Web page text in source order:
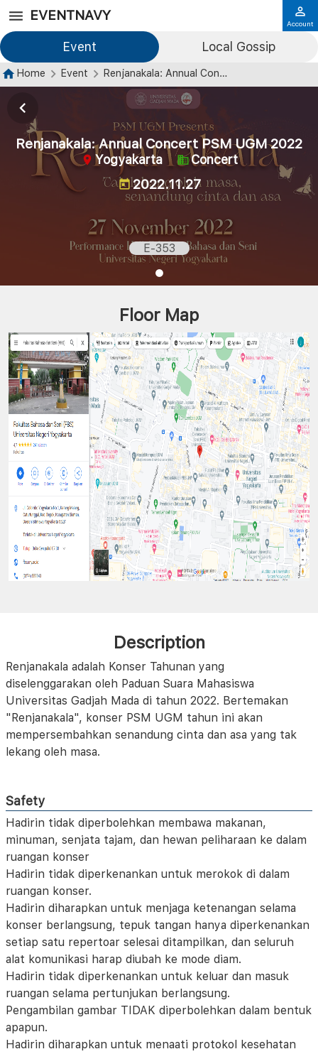
EVENTNAVY
Event Local Gossip
Account
Home Event Renjanakala: Annual Concert PSM UGM 2022
Renjanakala: Annual Concert PSM UGM 2022
Yogyakarta Concert
2022.11.27
E-353
Floor Map
Description
Renjanakala adalah Konser Tahunan yang
diselenggarakan oleh Paduan Suara Mahasiswa
Universitas Gadjah Mada di tahun 2022. Bertemakan
"Renjanakala", konser PSM UGM tahun ini akan
mempersembahkan senandung cinta dan asa yang tak
lekang oleh masa.
Safety
Hadirin tidak diperbolehkan membawa makanan,
minuman, senjata tajam, dan hewan peliharaan ke dalam
ruangan konser
Hadirin tidak diperkenankan untuk merokok di dalam
ruangan konser.
Hadirin diharapkan untuk menjaga ketenangan selama
konser berlangsung, tepuk tangan hanya diperkenankan
setiap satu repertoar selesai ditampilkan, dan seluruh
alat komunikasi harap diubah ke mode diam.
Hadirin tidak diperkenankan untuk keluar dan masuk
ruangan selama pertunjukan berlangsung.
Pengambilan gambar TIDAK diperbolehkan dalam bentuk
apapun.
Hadirin diharapkan untuk menaati protokol kesehatan